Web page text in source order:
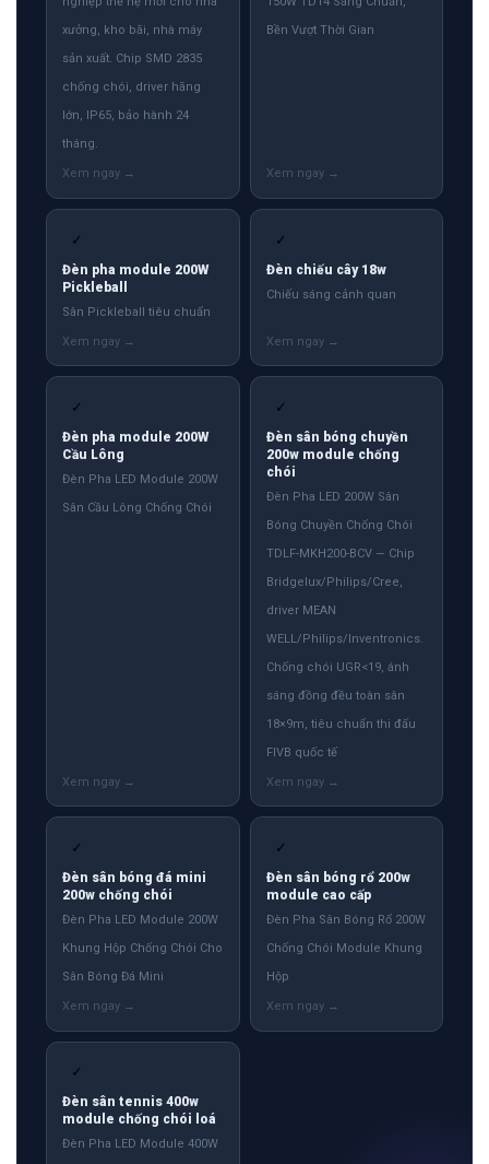
xưởng, kho bãi, nhà máy
sản xuất. Chip SMD 2835
chống chói, driver hãng
lớn, IP65, bảo hành 24
tháng.
Bền Vượt Thời Gian
✓
Đèn pha module 200W
Pickleball
Sân Pickleball tiêu chuẩn
✓
Đèn chiếu cây 18w
Chiếu sáng cảnh quan
✓
Đèn pha module 200W
Cầu Lông
Đèn Pha LED Module 200W
Sân Cầu Lông Chống Chói
✓
Đèn sân bóng chuyền
200w module chống
chói
Đèn Pha LED 200W Sân
Bóng Chuyền Chống Chói
TDLF-MKH200-BCV — Chip
Bridgelux/Philips/Cree,
driver MEAN
WELL/Philips/Inventronics.
Chống chói UGR<19, ánh
sáng đồng đều toàn sân
18×9m, tiêu chuẩn thi đấu
FIVB quốc tế
✓
Đèn sân bóng đá mini
200w chống chói
Đèn Pha LED Module 200W
Khung Hộp Chống Chói Cho
Sân Bóng Đá Mini
✓
Đèn sân bóng rổ 200w
module cao cấp
Đèn Pha Sân Bóng Rổ 200W
Chống Chói Module Khung
Hộp
✓
Đèn sân tennis 400w
module chống chói loá
Đèn Pha LED Module 400W